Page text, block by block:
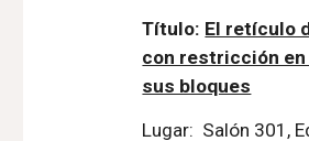
Título: El retículo
con restricción en
sus bloques
Lugar:  Salón 301,